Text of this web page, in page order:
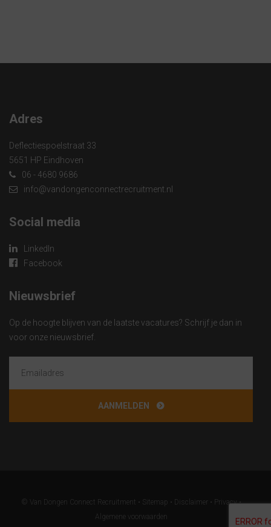
Adres
Deflectiespoelstraat 33
5651 HP Eindhoven
06 - 4680 9686
info@vandongenconnectrecruitment.nl
Social media
LinkedIn
Facebook
Nieuwsbrief
Op de hoogte blijven van de laatste vacatures? Schrijf je dan in
voor onze nieuwsbrief.
© Van Dongen Connect Recruitment • Sitemap • Disclaimer • Privacy•
Algemene voorwaarden